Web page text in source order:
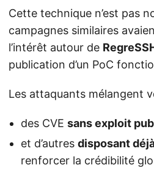
Cette technique n’est pas
campagnes similaires
l’intérêt autour de
publication d’un PoC
Les attaquants mélangent
des CVE sans exploit
et d’autres disposant déjà
renforcer la crédibilité